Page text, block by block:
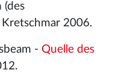
(des
Kretschmar 2006.
- Quelle des